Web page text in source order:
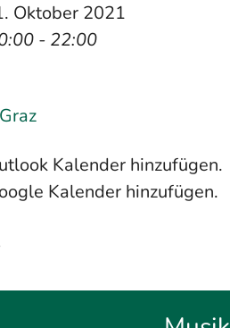
Oktober 2021
- 22:00
Kalender hinzufügen.
Kalender hinzufügen.